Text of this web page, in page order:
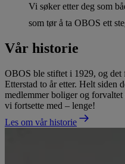
Vi søker etter deg som
som tør å ta OBOS ett
Vår historie
OBOS ble stiftet i 1929, og det
Etterstad to år etter. Helt siden
medlemmer boliger og
vi fortsette med – lenge!
Les om vår historie